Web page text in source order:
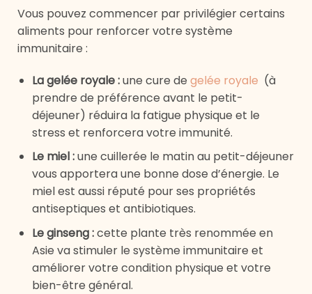
Vous pouvez commencer par privilégier certains
aliments pour renforcer votre système
immunitaire :
La gelée royale:une cure de gelée royale (à
prendre de préférence avant le petit-
déjeuner) réduira la fatigue physique et le
stress et renforcera votre immunité.
Le miel :une cuillerée le matin au petit-déjeuner
vous apportera une bonne dose d’énergie. Le
miel est aussi réputé pour ses propriétés
antiseptiques et antibiotiques.
Le ginseng :cette plante très renommée en
Asie va stimuler le système immunitaire et
améliorer votre condition physique et votre
bien-être général.